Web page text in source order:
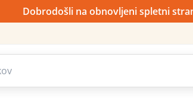
Dobrodošli na obnovljeni spletni